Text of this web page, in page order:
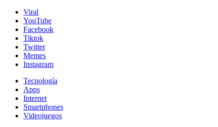
Viral
YouTube
Facebook
Tiktok
Twitter
Memes
Instagram
Tecnología
Apps
Internet
Smartphones
Videojuegos